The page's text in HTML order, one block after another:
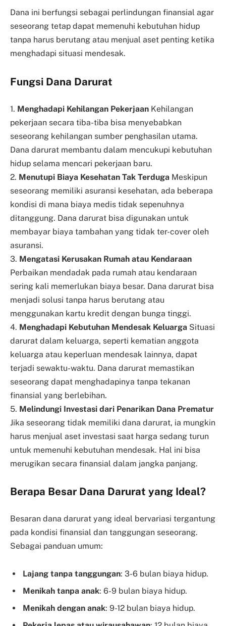
Dana ini berfungsi sebagai perlindungan finansial agar
seseorang tetap dapat memenuhi kebutuhan hidup
tanpa harus berutang atau menjual aset penting ketika
menghadapi situasi mendesak.
Fungsi Dana Darurat
1. Menghadapi Kehilangan Pekerjaan Kehilangan
pekerjaan secara tiba-tiba bisa menyebabkan
seseorang kehilangan sumber penghasilan utama.
Dana darurat membantu dalam mencukupi kebutuhan
hidup selama mencari pekerjaan baru.
2. Menutupi Biaya Kesehatan Tak Terduga Meskipun
seseorang memiliki asuransi kesehatan, ada beberapa
kondisi di mana biaya medis tidak sepenuhnya
ditanggung. Dana darurat bisa digunakan untuk
membayar biaya tambahan yang tidak ter-cover oleh
asuransi.
3. Mengatasi Kerusakan Rumah atau Kendaraan
Perbaikan mendadak pada rumah atau kendaraan
sering kali memerlukan biaya besar. Dana darurat bisa
menjadi solusi tanpa harus berutang atau
menggunakan kartu kredit dengan bunga tinggi.
4. Menghadapi Kebutuhan Mendesak Keluarga Situasi
darurat dalam keluarga, seperti kematian anggota
keluarga atau keperluan mendesak lainnya, dapat
terjadi sewaktu-waktu. Dana darurat memastikan
seseorang dapat menghadapinya tanpa tekanan
finansial yang berlebihan.
5. Melindungi Investasi dari Penarikan Dana Prematur
Jika seseorang tidak memiliki dana darurat, ia mungkin
harus menjual aset investasi saat harga sedang turun
untuk memenuhi kebutuhan mendesak. Hal ini bisa
merugikan secara finansial dalam jangka panjang.
Berapa Besar Dana Darurat yang Ideal?
Besaran dana darurat yang ideal bervariasi tergantung
pada kondisi finansial dan tanggungan seseorang.
Sebagai panduan umum:
Lajang tanpa tanggungan: 3-6 bulan biaya hidup.
Menikah tanpa anak: 6-9 bulan biaya hidup.
Menikah dengan anak: 9-12 bulan biaya hidup.